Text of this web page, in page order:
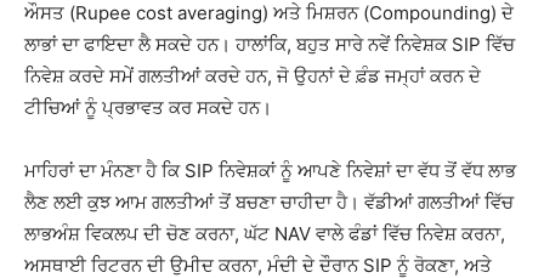
ਔਸਤ (Rupee cost averaging) ਅਤੇ ਮਿਸ਼ਰਨ (Compounding) ਦੇ
ਲਾਭਾਂ ਦਾ ਫਾਇਦਾ ਲੈ ਸਕਦੇ ਹਨ। ਹਾਲਾਂਕਿ, ਬਹੁਤ ਸਾਰੇ ਨਵੇਂ ਨਿਵੇਸ਼ਕ SIP ਵਿੱਚ
ਨਿਵੇਸ਼ ਕਰਦੇ ਸਮੇਂ ਗਲਤੀਆਂ ਕਰਦੇ ਹਨ, ਜੋ ਉਹਨਾਂ ਦੇ ਫ਼ੰਡ ਜਮ੍ਹਾਂ ਕਰਨ ਦੇ
ਟੀਚਿਆਂ ਨੂੰ ਪ੍ਰਭਾਵਤ ਕਰ ਸਕਦੇ ਹਨ।
ਮਾਹਿਰਾਂ ਦਾ ਮੰਨਣਾ ਹੈ ਕਿ SIP ਨਿਵੇਸ਼ਕਾਂ ਨੂੰ ਆਪਣੇ ਨਿਵੇਸ਼ਾਂ ਦਾ ਵੱਧ ਤੋਂ ਵੱਧ ਲਾਭ
ਲੈਣ ਲਈ ਕੁਝ ਆਮ ਗਲਤੀਆਂ ਤੋਂ ਬਚਣਾ ਚਾਹੀਦਾ ਹੈ। ਵੱਡੀਆਂ ਗਲਤੀਆਂ ਵਿੱਚ
ਲਾਭਅੰਸ਼ ਵਿਕਲਪ ਦੀ ਚੋਣ ਕਰਨਾ, ਘੱਟ NAV ਵਾਲੇ ਫੰਡਾਂ ਵਿੱਚ ਨਿਵੇਸ਼ ਕਰਨਾ,
ਅਸਥਾਈ ਰਿਟਰਨ ਦੀ ਉਮੀਦ ਕਰਨਾ, ਮੰਦੀ ਦੇ ਦੌਰਾਨ SIP ਨੂੰ ਰੋਕਣਾ, ਅਤੇ